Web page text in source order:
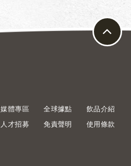
媒體專區
人才招募
全球據點
免責聲明
飲品介紹
使用條款